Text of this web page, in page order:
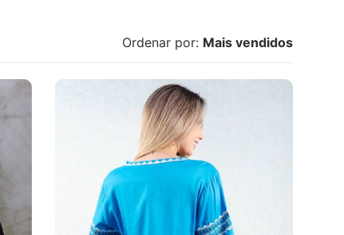
Ordenar por: Mais vendidos